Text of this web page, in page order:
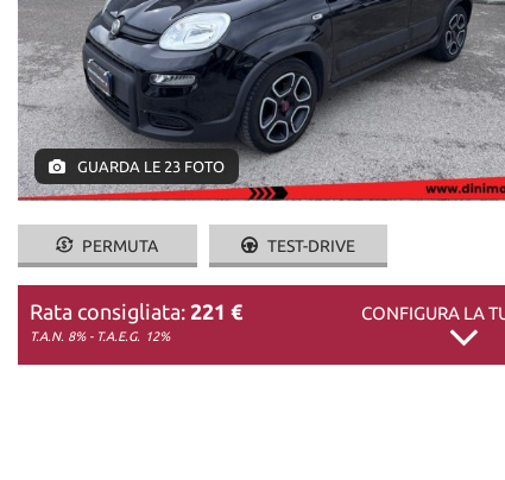
CONTATTI
GUARDA LE 23 FOTO
PERMUTA TEST-DRIVE
Rata consigliata: 221 €
T.A.N. 8% - T.A.E.G. 12%
CONFIGURA LA